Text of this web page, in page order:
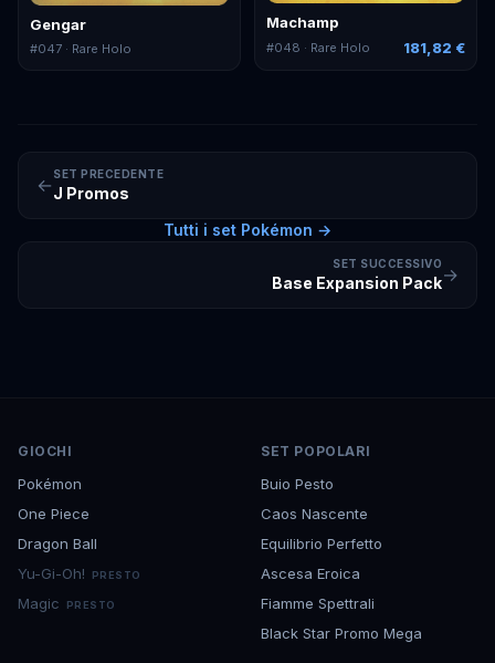
Gengar
#047 · Rare Holo
Machamp
#048 · Rare Holo 181,82 €
←
SET PRECEDENTE
J Promos
Tutti i set Pokémon →
SET SUCCESSIVO
Base Expansion Pack→
GIOCHI
Pokémon
One Piece
Dragon Ball
Yu-Gi-Oh!
PRESTO
Magic PRESTO
SET POPOLARI
Buio Pesto
Caos Nascente
Equilibrio Perfetto
Ascesa Eroica
Fiamme Spettrali
Black Star Promo Mega